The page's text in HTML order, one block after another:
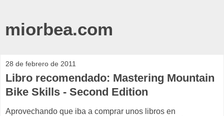
miorbea.com
28 de febrero de 2011
Libro recomendado: Mastering Mountain
Bike Skills - Second Edition
Aprovechando que iba a comprar unos libros en